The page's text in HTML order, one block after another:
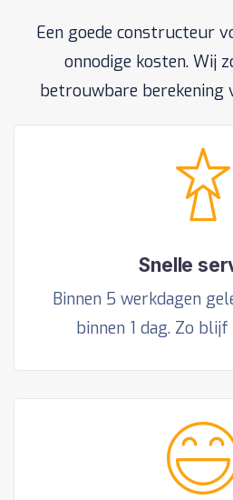
Een goede constructeur
onnodige kosten. Wij
betrouwbare berekening
Snelle
Binnen 5 werkdagen
binnen 1 dag. Zo blijf